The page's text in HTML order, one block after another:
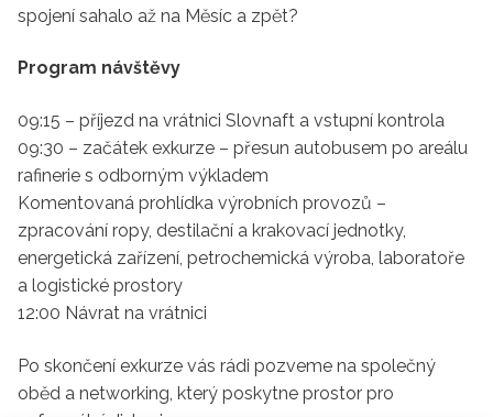
spojení sahalo až na Měsíc a zpět?
Program návštěvy
09:15 – příjezd na vrátnici Slovnaft a vstupní kontrola
09:30 – začátek exkurze – přesun autobusem po areálu
rafinerie s odborným výkladem
Komentovaná prohlídka výrobních provozů –
zpracování ropy, destilační a krakovací jednotky,
energetická zařízení, petrochemická výroba, laboratoře
a logistické prostory
12:00 Návrat na vrátnici
Po skončení exkurze vás rádi pozveme na společný
oběd a networking, který poskytne prostor pro